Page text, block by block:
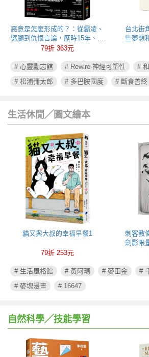
惡意是怎麼形成的？：從霸凌、
劈腿到仇恨言論，歷時15年、全
球超過250萬筆研究數據，心理學
79折 363元
台北街
些夢想
# 心靈勵志館 # Rewire-神經可塑性 #
# 松浦彌太郎
# 多巴胺國度 # 斷食善終
生活休閒╱圖文繪本
貓又與大叔的幸福早餐1
79折 253元
刺客教
劍影限
# 生活風格館 # 黃阿瑪 # 麥田金 #
# 麥塊漫畫
# 16647
自然科學╱技能學習